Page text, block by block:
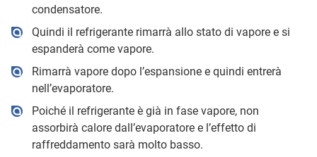
condensatore.
Quindi il refrigerante rimarrà allo stato di vapore e si
espanderà come vapore.
Rimarrà vapore dopo l’espansione e quindi entrerà
nell’evaporatore.
Poiché il refrigerante è già in fase vapore, non
assorbirà calore dall’evaporatore e l’effetto di
raffreddamento sarà molto basso.